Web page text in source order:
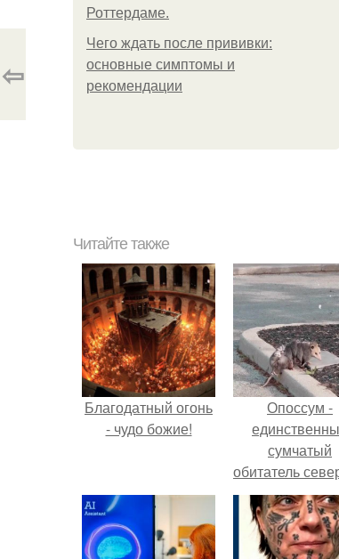
Роттердаме.
Чего ждать после прививки:
основные симптомы и
рекомендации
⇦
Читайте также
Благодатный огонь
- чудо божие!
Опоссум -
сумчатый
обитатель
америки.